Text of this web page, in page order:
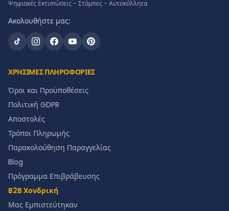
Ψηφιακές Εκτυπώσεις - Στάμπες - Αυτοκόλλητα
Ακολουθήστε μας:
ΧΡΗΣΙΜΕΣ ΠΛΗΡΟΦΟΡΙΕΣ
Όροι και Προϋποθέσεις
Πολιτική GDPR
Αποστολές
Τρόποι Πληρωμής
Παρακολούθηση Παραγγελίας
Blog
Πρόγραμμα Επιβράβευσης
B2B Χονδρική
Μας Εμπιστεύτηκαν